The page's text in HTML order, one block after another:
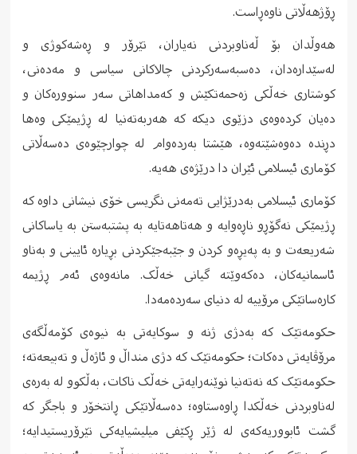
ڕۆژهەڵاتی ناوەڕاست.
هەوڵدان بۆ ڵەناوبردنی نەیاران، تێرۆر و ڕەشەکوژی و
لەسێدارەدان، دەسبەسەرکردنی چالاکانی سیاسی و مەدەنی،
کوشتاری خەڵکی زەحمەتکێش و کەمداهاتی سەر سنوورەکان و
دەیان کردەوەی دزێوی دیکە کە هەربەتەنیا لە ڕژیمێکی وەها
دڕندە دەوەشێتەوە، هێشتا بەردەوام لە چوارچێوەی دەسەڵاتی
کۆماری ئیسلامی ئێران دا درێژەی هەیە.
کۆماری ئیسلامی بەدرێژایی تەمەنی نگریسی خۆی نیشانی داوە کە
ڕژیمێکی نەگۆڕو ناڕەوایە و هەتاهەتایە بە پشتبەستن بە یاساکانی
شەریعەت و بە پەیڕەو کردن و جێبەجێکردنی بڕیارە ئایینی و بەناو
ئاسمانیەکان، دەکەوێتە گیانی خەڵک. مانەوەی ئەم ڕژیمە
کارەساتێکی مرۆییە لە دنیای سەردەمەدا.
حکومەتێک کە بەدژی ژنە و سوکایەتی بە نیوەی کۆمەڵگەی
مرۆڤایەتی دەکات؛ حکومەتێک کە دژی منداڵ و ئاژەڵ و تەبیعەتە؛
حکومەتێک کە نەتەنیا نوێنەرایەتی خەڵک ناکات، بەڵکوو لە بەرەی
لەناوبردنی خەڵکدا ڕاوەستاوە؛ دەسەڵاتێکی ڕانتخۆر و باجگر کە
گشت ئابووریەکەی لە ژێر ڕکێفی میلیشیایەکی تێرۆریستیدایە؛